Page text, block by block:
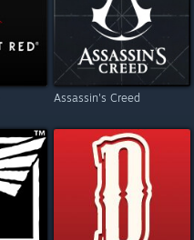
Assassin's Creed